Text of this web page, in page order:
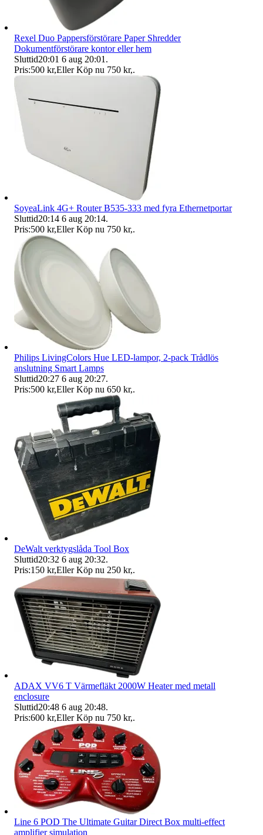
Rexel Duo Pappersförstörare Paper Shredder
Dokumentförstörare kontor eller hem
Sluttid20:01 6 aug 20:01 .
Pris:500 kr,Eller Köp nu 750 kr,.
SoyeaLink 4G+ Router B535-333 med fyra Ethernetportar
Sluttid20:14 6 aug 20:14.
Pris:500 kr,Eller Köp nu 750 kr,.
Philips LivingColors Hue LED-lampor, 2-pack Trådlös
anslutning Smart Lamps
Sluttid20:27 6 aug 20:27.
Pris:500 kr,Eller Köp nu 650 kr,.
DeWalt verktygslåda Tool Box
Sluttid20:32 6 aug 20:32.
Pris:150 kr,Eller Köp nu 250 kr,.
ADAX VV6 T Värmefläkt 2000W Heater med metall
enclosure
Sluttid20:48 6 aug 20:48.
Pris:600 kr,Eller Köp nu 750 kr,.
Line 6 POD The Ultimate Guitar Direct Box multi-effect
amplifier simulation